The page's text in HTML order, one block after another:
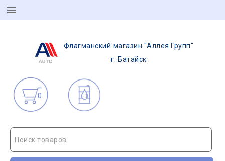
Флагманский магазин "Аллея Групп"
г. Батайск
0
Поиск товаров